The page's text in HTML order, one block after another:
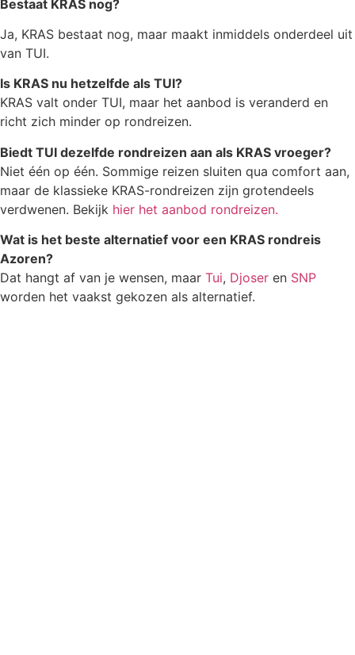
Bestaat KRAS nog?
Ja, KRAS bestaat nog, maar maakt inmiddels onderdeel uit
van TUI.
Is KRAS nu hetzelfde als TUI?
KRAS valt onder TUI, maar het aanbod is veranderd en
richt zich minder op rondreizen.
Biedt TUI dezelfde rondreizen aan als KRAS vroeger?
Niet één op één. Sommige reizen sluiten qua comfort aan,
maar de klassieke KRAS-rondreizen zijn grotendeels
verdwenen. Bekijk hier het aanbod rondreizen.
Wat is het beste alternatief voor een KRAS rondreis
Azoren?
Dat hangt af van je wensen, maar Tui, Djoser en SNP
worden het vaakst gekozen als alternatief.